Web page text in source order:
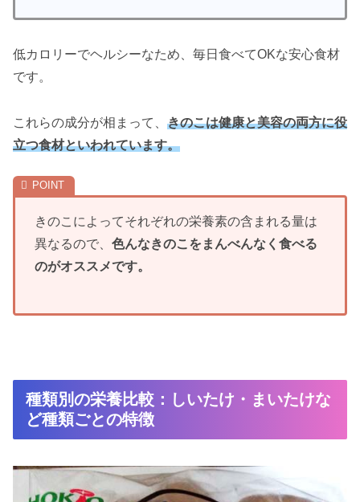
低カロリーでヘルシーなため、毎日食べてOKな安心食材
です。
これらの成分が相まって、 きのこは健康と美容の両方に役
立つ食材といわれています。
きのこによってそれぞれの栄養素の含まれる量は
異なるので、 色んなきのこをまんべんなく食べる
のがオススメです。
種類別の栄養比較：しいたけ・まいたけな
ど種類ごとの特徴